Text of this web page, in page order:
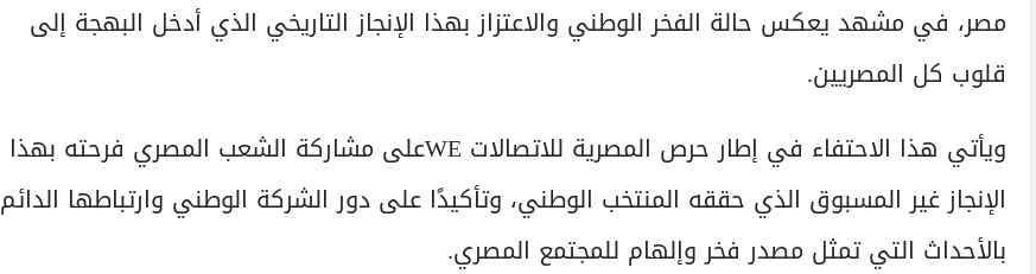
مصر، في مشهد يعكس حالة الفخر الوطني والاعتزاز بهذا الإنجاز التاريخي الذي أدخل البهجة إلى
قلوب كل المصريين.
ويأتي هذا الاحتفاء في إطار حرص المصرية للاتصالات WEعلى مشاركة الشعب المصري فرحته بهذا
الإنجاز غير المسبوق الذي حققه المنتخب الوطني، وتأكيدًا على دور الشركة الوطني وارتباطها الدائم
بالأحداث التي تمثل مصدر فخر وإلهام للمجتمع المصري.